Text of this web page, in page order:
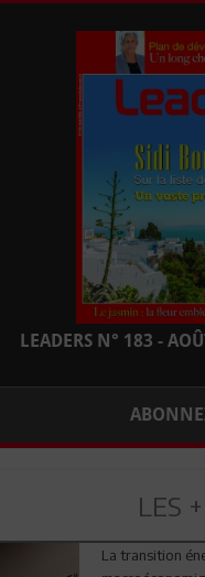
LEADERS N° 183 -
LES
La transition